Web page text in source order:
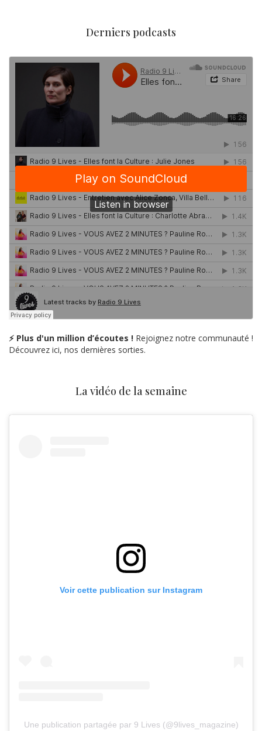
Derniers podcasts
⚡ Plus d'un million d’écoutes ! Rejoignez notre communauté !
Découvrez ici, nos dernières sorties.
La vidéo de la semaine
Voir cette publication sur Instagram
Une publication partagée par 9 Lives (@9lives_magazine)